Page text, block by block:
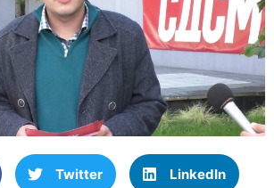
Twitter LinkedIn